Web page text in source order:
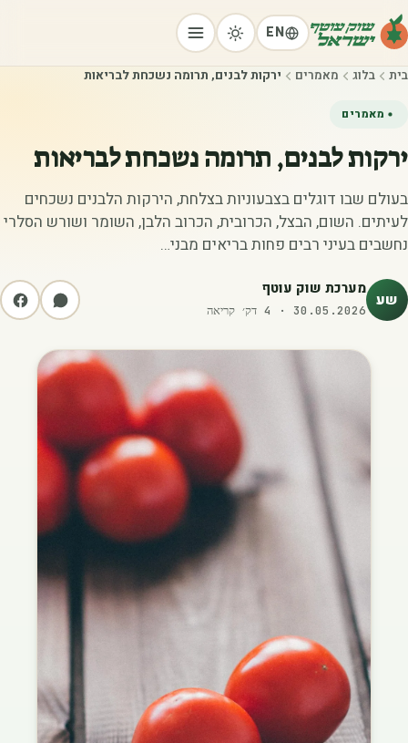
EN
בית בלוג מאמרים ירקות לבנים, תרומה נשכחת לבריאות
מאמרים
ירקות לבנים, תרומה נשכחת לבריאות
בעולם שבו דוגלים בצבעוניות בצלחת, הירקות הלבנים נשכחים
לעיתים. השום, הבצל, הכרובית, הכרוב הלבן, השומר ושורש הסלרי
נחשבים בעיני רבים פחות בריאים מבני…
שע מערכת שוק עוטף
30.05.2026
·
4 דק׳ קריאה